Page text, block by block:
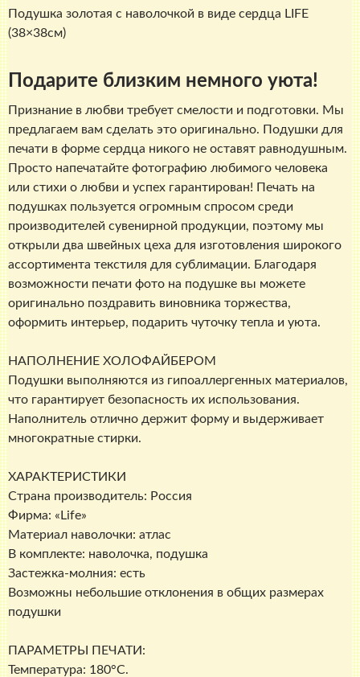
(38х38см)
Подушка золотая с наволочкой в виде сердца LIFE
(38×38см)
Подарите близким немного уюта!
Признание в любви требует смелости и подготовки. Мы
предлагаем вам сделать это оригинально. Подушки для
печати в форме сердца никого не оставят равнодушным.
Просто напечатайте фотографию любимого человека
или стихи о любви и успех гарантирован! Печать на
подушках пользуется огромным спросом среди
производителей сувенирной продукции, поэтому мы
открыли два швейных цеха для изготовления широкого
ассортимента текстиля для сублимации. Благодаря
возможности печати фото на подушке вы можете
оригинально поздравить виновника торжества,
оформить интерьер, подарить чуточку тепла и уюта.
НАПОЛНЕНИЕ ХОЛОФАЙБЕРОМ
Подушки выполняются из гипоаллергенных материалов,
что гарантирует безопасность их использования.
Наполнитель отлично держит форму и выдерживает
многократные стирки.
ХАРАКТЕРИСТИКИ
Страна производитель: Россия
Фирма: «Life»
Материал наволочки: атлас
В комплекте: наволочка, подушка
Застежка-молния: есть
Возможны небольшие отклонения в общих размерах
подушки
ПАРАМЕТРЫ ПЕЧАТИ:
Температура: 180°C.